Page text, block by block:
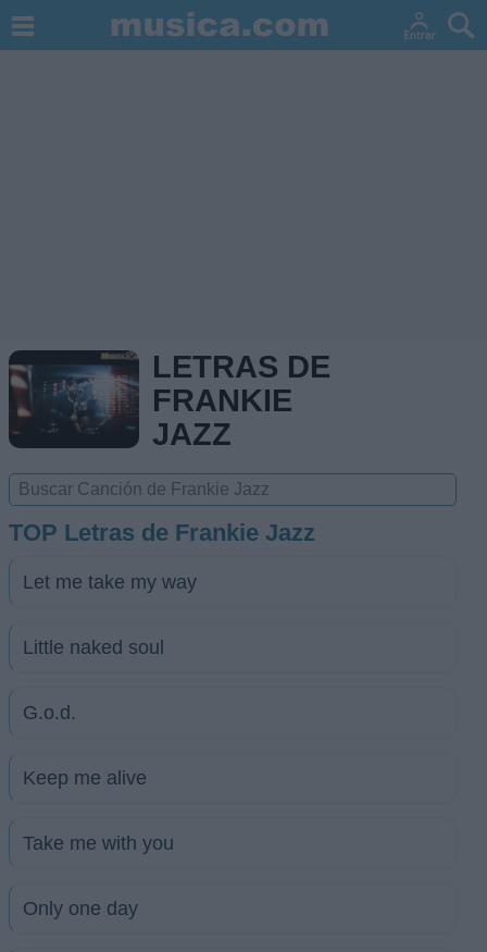
LETRAS DE
FRANKIE
JAZZ
TOP Letras de Frankie Jazz
Let me take my way
Little naked soul
G.o.d.
Keep me alive
Take me with you
Only one day